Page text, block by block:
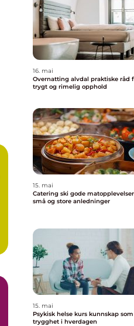
16. mai
Overnatting alvdal praktiske råd for et
trygt og rimelig opphold
15. mai
Catering ski gode matopplevelser til
små og store anledninger
15. mai
Psykisk helse kurs kunnskap som gir
trygghet i hverdagen